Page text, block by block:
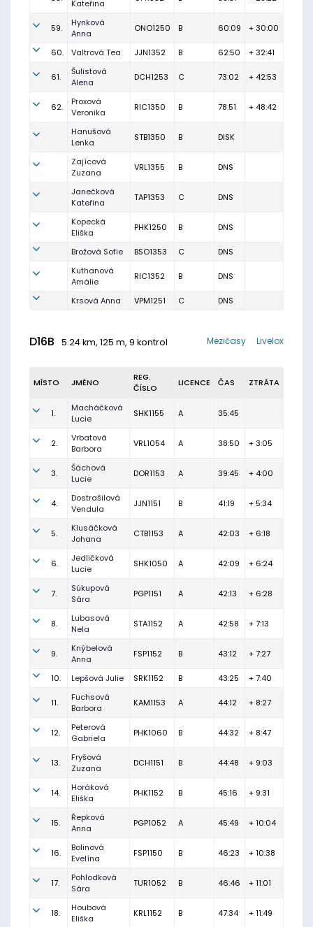
Kateřina
59.
Hynková
Anna
ONO1250 B 60:09 + 30:00
60. Valtrová Tea JJN1352 B 62:50 + 32:41
61.
Šulistová
Alena
DCH1253 C 73:02 + 42:53
62.
Proxová
Veronika
RIC1350 B 78:51 + 48:42
Hanušová
Lenka
STB1350 B DISK
Zajícová
Zuzana
VRL1355 B DNS
Janečková
Kateřina
TAP1353 C DNS
Kopecká
Eliška
PHK1250 B DNS
Brožová Sofie BSO1353 C
DNS
Kuthanová
Amálie
RIC1352 B DNS
Krsová Anna VPM1251 C DNS
D16B 5.24 km, 125 m, 9 kontrol Livelox
Mezičasy
MÍSTO JMÉNO
REG.
ČÍSLO
LICENCE ČAS ZTRÁTA
1.
Macháčková
Lucie
SHK1155 A 35:45
2.
Vrbatová
Barbora
VRL1054 A 38:50 + 3:05
3.
Šáchová
Lucie
DOR1153 A 39:45 + 4:00
4.
Dostrašilová
Vendula
JJN1151 B 41:19 + 5:34
5.
Klusáčková
Johana
CTB1153 A 42:03 + 6:18
6.
Jedličková
Lucie
SHK1050 A 42:09 + 6:24
7.
Súkupová
Sára
PGP1151 A 42:13 + 6:28
8.
Lubasová
Nela
STA1152 A 42:58 + 7:13
9.
Knýbelová
Anna
FSP1152 B 43:12 + 7:27
10. Lepšová Julie SRK1152 B 43:25 + 7:40
11.
Fuchsová
Barbora
KAM1153 A 44:12 + 8:27
12.
Peterová
Gabriela
PHK1060 B 44:32 + 8:47
13.
Fryšová
Zuzana
DCH1151 B 44:48 + 9:03
14.
Horáková
Eliška
PHK1152 B 45:16 + 9:31
15.
Řepková
Anna
PGP1052 A 45:49 + 10:04
16.
Bolinová
Evelína
FSP1150 B 46:23 + 10:38
17.
Pohlodková
Sára
TUR1052 B 46:46 + 11:01
18.
Houbová
Eliška
KRL1152 B 47:34 + 11:49